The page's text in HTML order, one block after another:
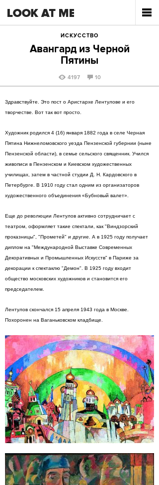
ИСКУССТВО
Авангард из Черной
Пятины
4197 10
Здравствуйте. Это пост о Аристархе Лентулове и его
творчестве. Вот так вот просто.
Художник родился 4 (16) января 1882 года в селе Черная
Пятина Нижнеломовского уезда Пензенской губернии (ныне
Пензенской области), в семье сельского священник. Учился
живописи в Пензенском и Киевском художественных
училищах, затем в частной студии Д. Н. Кардовского в
Петербурге. В 1910 году стал одним из организаторов
художественного объединения «Бубновый валет».
Еще до революции Лентулов активно сотрудничает с
театром, оформляет такие спектали, как "Виндзорский
проказницы", "Прометей" и другие. А в 1925 году получает
диплом на "Международной Выставке Современных
Декоративных и Промышленных Искусств" в Париже за
декорации к спектаклю "Демон". В 1925 году входит
общество московских художников и становится его
председателем.
Лентулов скончался 15 апреля 1943 года в Москве.
Похоронен на Ваганьковском кладбище.